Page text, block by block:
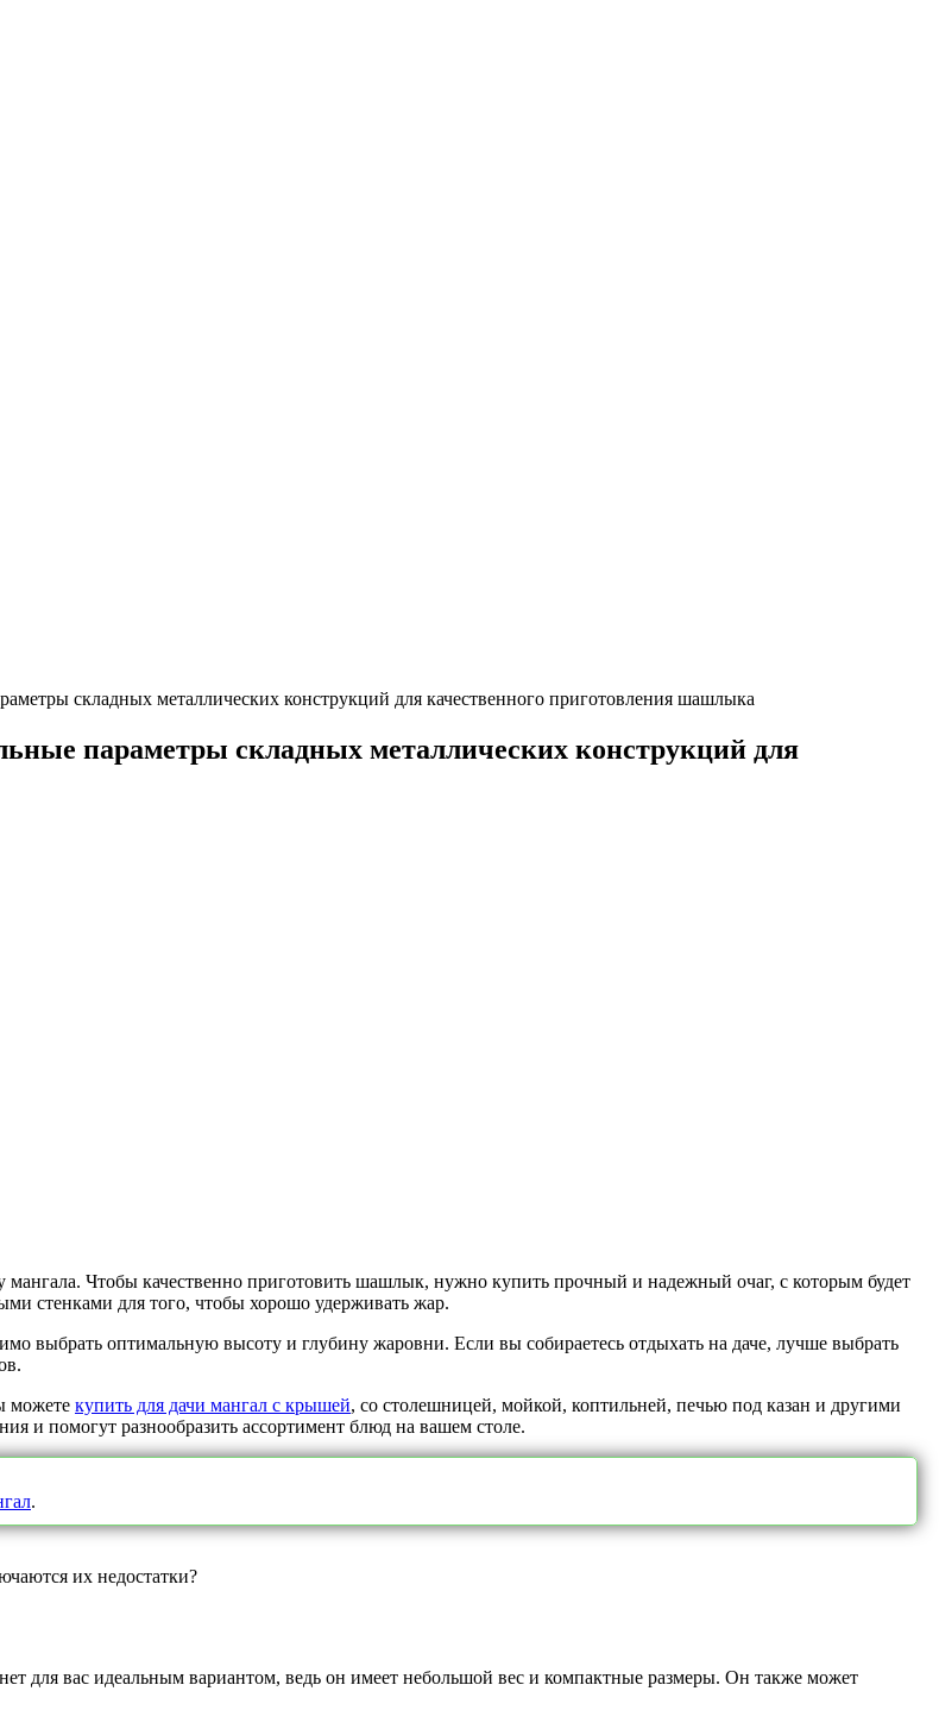
складных металлических конструкций для качественного приготовления шашлыка
параметры складных металлических конструкций для
мангала. Чтобы качественно приготовить шашлык, нужно купить прочный и надежный очаг, с которым будет
стенками для того, чтобы хорошо удерживать жар.
выбрать оптимальную высоту и глубину жаровни. Если вы собираетесь отдыхать на даче, лучше выбрать
можете купить для дачи мангал с крышей, со столешницей, мойкой, коптильней, печью под казан и другими
и помогут разнообразить ассортимент блюд на вашем столе.
.
их недостатки?
для вас идеальным вариантом, ведь он имеет небольшой вес и компактные размеры. Он также может